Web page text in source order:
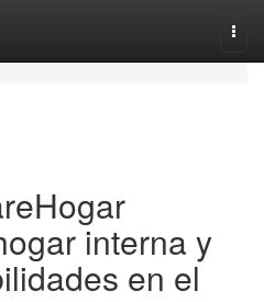
interna y
en el